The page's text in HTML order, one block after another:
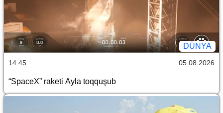
DÜNYA
14:45 05.08.2026
“SpaceX” raketi Ayla toqquşub